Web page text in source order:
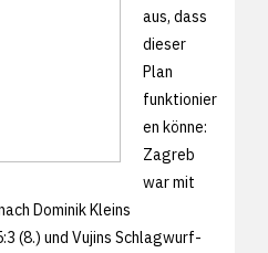
aus, dass
dieser
Plan
funktionier
en könne:
Zagreb
war mit
Dominik Kleins
(8.) und Vujins Schlagwurf-